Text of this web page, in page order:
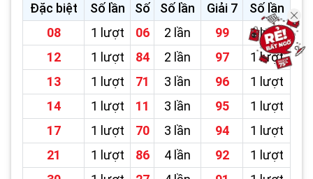
Đặc biệt
Số lần Số Số lần Giải 7
Số lần
08
1 lượt 06 2 lần 99
1 lượt
12
1 lượt 84 2 lần 97
1 lượt
13
1 lượt 71 3 lần 96
1 lượt
14
1 lượt 11 3 lần 95
1 lượt
17
1 lượt 70 3 lần 94
1 lượt
21
1 lượt 86 4 lần 92
1 lượt